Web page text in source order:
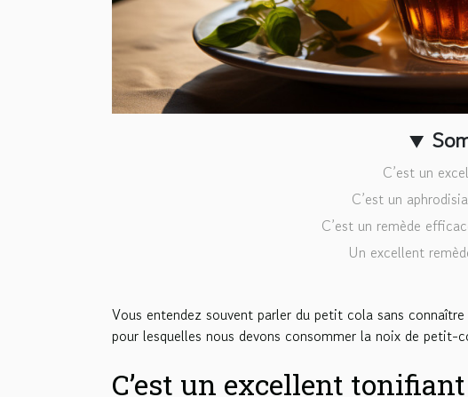
C’est un
C’est un
C’est un remède
Un excellent
Vous entendez souvent parler du petit cola sans
pour lesquelles nous devons consommer la noix de petit-
C’est un excellent tonifiant